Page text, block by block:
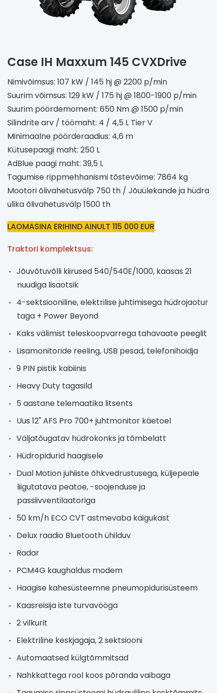
Case IH Maxxum 145 CVXDrive
Nimivõimsus: 107 kW / 145 hj @ 2200 p/min
Suurim võimsus: 129 kW / 175 hj @ 1800-1900 p/min
Suurim pöördemoment: 650 Nm @ 1500 p/min
Silindrite arv / töömaht: 4 / 4,5 L Tier V
Minimaalne pöörderaadius: 4,6 m
Kütusepaagi maht: 250 L
AdBlue paagi maht: 39,5 L
Tagumise rippmehhanismi tõstevõime: 7864 kg
Mootori õlivahetusvälp 750 th / Jõuülekande ja hüdra
ulika õlivahetusvälp 1500 th
LAOMASINA ERIHIND AINULT 115 000 EUR
Traktori komplektsus:
Jõuvõtuvõlli kiirused 540/540E/1000, kaasas 21
nuudiga lisaotsik
4-sektsiooniline, elektrilise juhtimisega hüdrojaotur
taga + Power Beyond
Kaks välimist teleskoopvarrega tahavaate peeglit
Lisamonitoride reeling, USB pesad, telefonihoidja
9 PIN pistik kabiinis
Heavy Duty tagasild
5 aastane telemaatika litsents
Uus 12" AFS Pro 700+ juhtmonitor käetoel
Väljatõugatav hüdrokonks ja tõmbelatt
Hüdropidurid haagisele
Dual Motion juhiiste õhkvedrustusega, küljepeale
liigutatava peatoe, -soojenduse ja
passiivventilaatoriga
50 km/h ECO CVT astmevaba käigukast
Delux raadio Bluetooth ühilduv
Radar
PCM4G kaughaldus modem
Haagise kahesüsteemne pneumopidurisüsteem
Kaasreisija iste turvavööga
2 vilkurit
Elektriline keskjagaja, 2 sektsiooni
Automaatsed külgtõmmitsad
Nahkkattega rool koos põranda vaibaga